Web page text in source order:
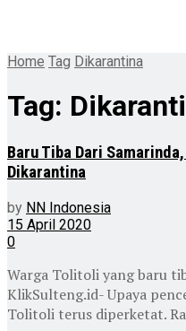
Home Tag Dikarantina
Tag:
Baru Tiba Dari
Dikarantina
by NN Indonesia
15 April 2020
0
Warga Tolitoli yang baru
KlikSulteng.id- Upaya
Tolitoli terus diperketat.